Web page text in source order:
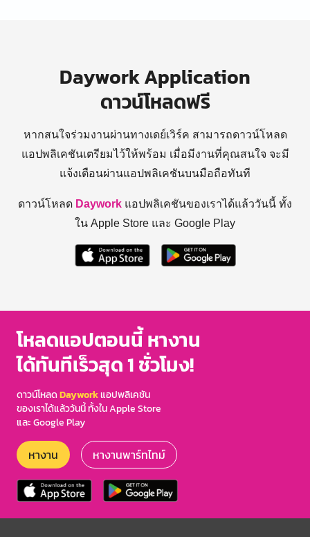
Daywork Application
ดาวน์โหลดฟรี
หากสนใจร่วมงานผ่านทางเดย์เวิร์ค สามารถดาวน์โหลด
แอปพลิเคชันเตรียมไว้ให้พร้อม เมื่อมีงานที่คุณสนใจ จะมี
แจ้งเตือนผ่านแอปพลิเคชันบนมือถือทันที
ดาวน์โหลด Daywork แอปพลิเคชันของเราได้แล้ววันนี้ ทั้ง
ใน Apple Store และ Google Play
โหลดแอปตอนนี้ หางาน
ได้ทันทีเร็วสุด 1 ชั่วโมง!
ดาวน์โหลดDayworkแอปพลิเคชัน
ของเราได้แล้ววันนี้ ทั้งใน Apple Store
และ Google Play
หางาน หางานพาร์ทไทม์